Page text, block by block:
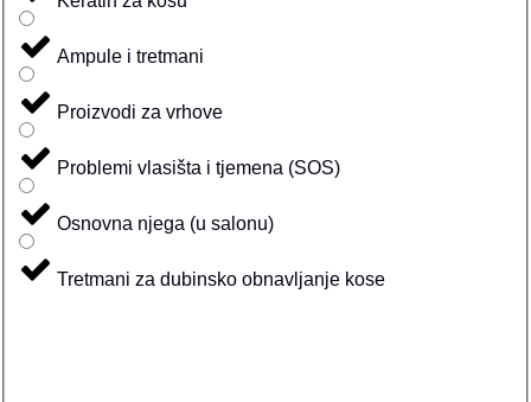
Ampule i tretmani
Proizvodi za vrhove
Problemi vlasišta i tjemena (SOS)
Osnovna njega (u salonu)
Tretmani za dubinsko obnavljanje kose